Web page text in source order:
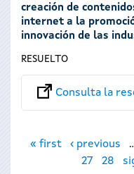
creación de
internet a la
innovación de las
RESUELTO
Consulta la
Páginas
« first ‹ previous
27
28